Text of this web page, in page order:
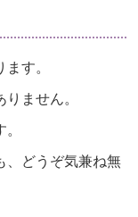
す。
ません。
、どうぞ気兼ね無